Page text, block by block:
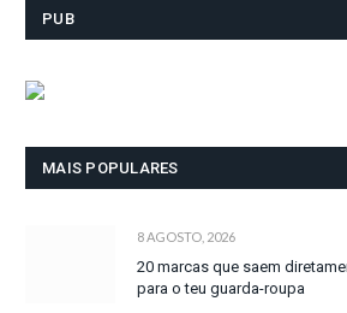
PUB
MAIS POPULARES
8 AGOSTO, 2026
20 marcas que saem
para o teu guarda-roupa